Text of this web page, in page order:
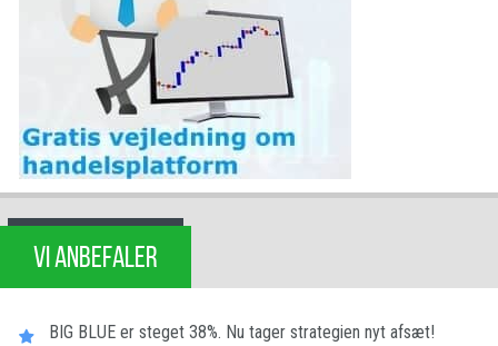
VI ANBEFALER
BIG BLUE er steget 38%. Nu tager strategien nyt afsæt!